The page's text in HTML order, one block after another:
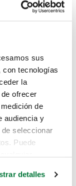
sus
con tecnologías
la
ofrecer
de
audiencia y
seleccionar
Puede
detalles
como
estás